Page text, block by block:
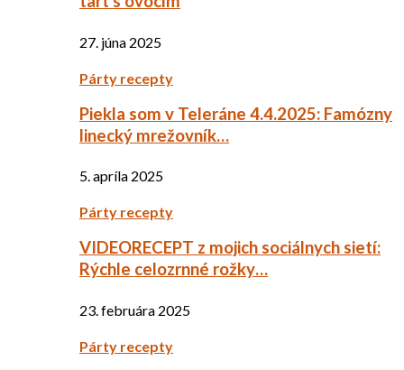
27. júna 2025
Párty recepty
Piekla som v Teleráne 4.4.2025: Famózny
linecký mrežovník…
5. apríla 2025
Párty recepty
VIDEORECEPT z mojich sociálnych sietí:
Rýchle celozrnné rožky…
23. februára 2025
Párty recepty